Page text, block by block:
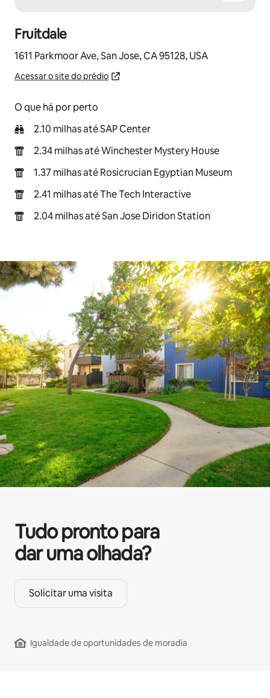
Fruitdale
1611 Parkmoor Ave, San Jose, CA 95128, USA
Acessar o site do prédio
O que há por perto
2.10 milhas até SAP Center
2.34 milhas até Winchester Mystery House
1.37 milhas até Rosicrucian Egyptian Museum
2.41 milhas até The Tech Interactive
2.04 milhas até San Jose Diridon Station
Tudo pronto para
dar uma olhada?
Solicitar uma visita
Igualdade de oportunidades de moradia